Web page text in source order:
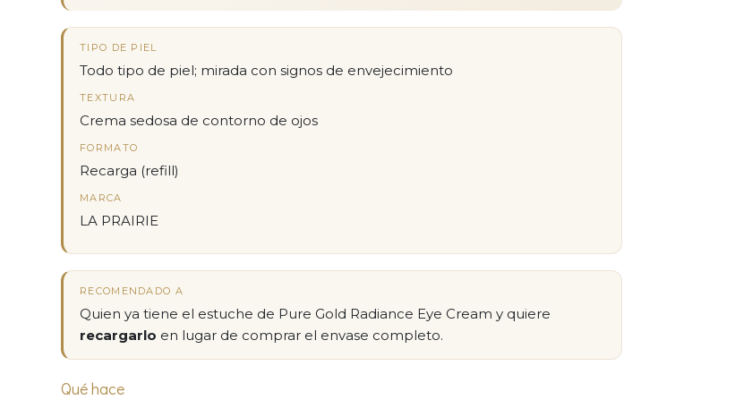
TIPO DE PIEL
Todo tipo de piel; mirada con signos de envejecimiento
TEXTURA
Crema sedosa de contorno de ojos
FORMATO
Recarga (refill)
MARCA
LA PRAIRIE
RECOMENDADO A
Quien ya tiene el estuche de Pure Gold Radiance Eye Cream y quiere
recargarlo en lugar de comprar el envase completo.
Qué hace